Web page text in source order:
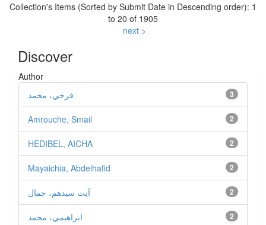
Collection's Items (Sorted by Submit Date in Descending order): 1
to 20 of 1905
next >
Discover
Author
3 فرحي، محمد
2
Amrouche, Smail
2
HEDIBEL, AICHA
2
Mayaichia, Abdelhafid
2 آيت سيدهم، جمال
2 ابراهيمي، محمد